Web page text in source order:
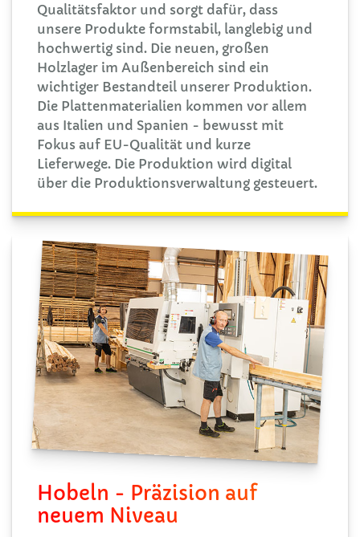
Qualitätsfaktor und sorgt dafür, dass
unsere Produkte formstabil, langlebig und
hochwertig sind. Die neuen, großen
Holzlager im Außenbereich sind ein
wichtiger Bestandteil unserer Produktion.
Die Plattenmaterialien kommen vor allem
aus Italien und Spanien - bewusst mit
Fokus auf EU-Qualität und kurze
Lieferwege. Die Produktion wird digital
über die Produktionsverwaltung gesteuert.
Hobeln - Präzision auf
neuem Niveau